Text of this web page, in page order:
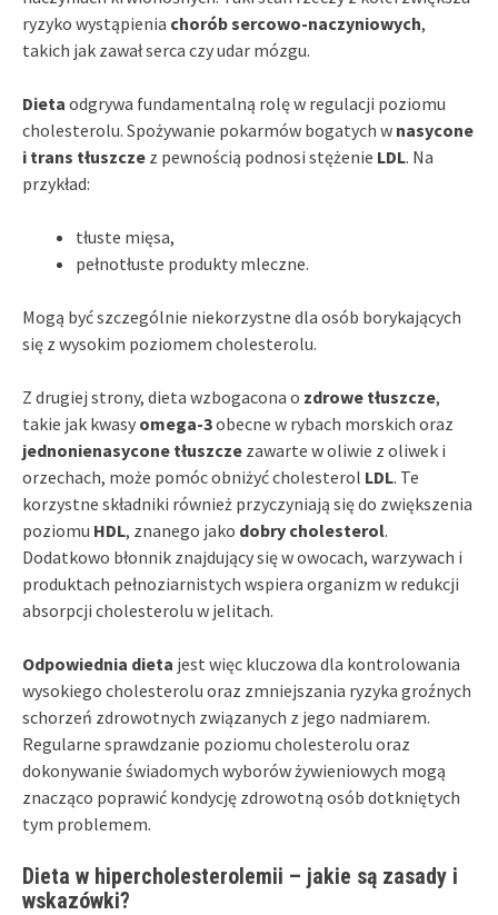
ryzyko wystąpienia chorób sercowo-naczyniowych,
takich jak zawał serca czy udar mózgu.
Dieta odgrywa fundamentalną rolę w regulacji poziomu
cholesterolu. Spożywanie pokarmów bogatych w nasycone
i trans tłuszcze z pewnością podnosi stężenie LDL. Na
przykład:
tłuste mięsa,
pełnotłuste produkty mleczne.
Mogą być szczególnie niekorzystne dla osób borykających
się z wysokim poziomem cholesterolu.
Z drugiej strony, dieta wzbogacona o zdrowe tłuszcze,
takie jak kwasy omega-3obecne w rybach morskich oraz
jednonienasycone tłuszcze zawarte w oliwie z oliwek i
orzechach, może pomóc obniżyć cholesterol LDL. Te
korzystne składniki również przyczyniają się do zwiększenia
poziomu HDL, znanego jako dobry cholesterol.
Dodatkowo błonnik znajdujący się w owocach, warzywach i
produktach pełnoziarnistych wspiera organizm w redukcji
absorpcji cholesterolu w jelitach.
Odpowiednia dieta jest więc kluczowa dla kontrolowania
wysokiego cholesterolu oraz zmniejszania ryzyka groźnych
schorzeń zdrowotnych związanych z jego nadmiarem.
Regularne sprawdzanie poziomu cholesterolu oraz
dokonywanie świadomych wyborów żywieniowych mogą
znacząco poprawić kondycję zdrowotną osób dotkniętych
tym problemem.
Dieta w hipercholesterolemii – jakie są zasady i
wskazówki?